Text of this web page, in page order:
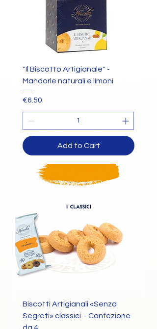
''Il Biscotto Artigianale'' -
Mandorle naturali e limoni
Price
€6.50
Add to Cart
Biscotti Artigianali «Senza
Segreti» classici - Confezione
da 4